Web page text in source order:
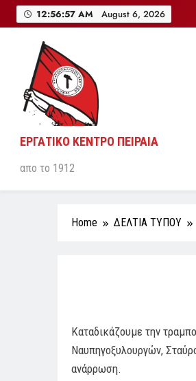
Skip
12:56:57 AM August 6, 2026
ΕΡΓΑΤΙΚΟ ΚΕΝΤΡΟ ΠΕΙΡΑΙΑ
απο το 1912
Home ΔΕΛΤΙΑ ΤΥΠΟΥ
Καταδικάζουμε την
Ναυπηγοξυλουργών,
ανάρρωση.